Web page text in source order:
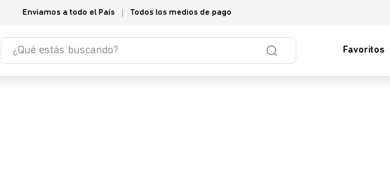
Enviamos a todo el País Todos los medios de pago
¿Qué estás buscando?
Favoritos